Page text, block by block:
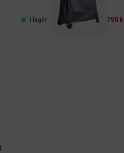
I lager 799